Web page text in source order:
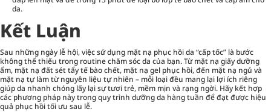
da.
Kết Luận
Sau những ngày lễ hội, việc sử dụng mặt nạ phục hồi da “cấp tốc” là bước
không thể thiếu trong routine chăm sóc da của bạn. Từ mặt nạ giấy dưỡng
ẩm, mặt nạ đất sét tẩy tế bào chết, mặt nạ gel phục hồi, đến mặt nạ ngủ và
mặt nạ tự làm từ nguyên liệu tự nhiên – mỗi loại đều mang lại lợi ích riêng
giúp da nhanh chóng lấy lại sự tươi trẻ, mềm mịn và rạng ngời. Hãy kết hợp
các phương pháp này trong quy trình dưỡng da hàng tuần để đạt được hiệu
quả phục hồi tối ưu sau lễ.